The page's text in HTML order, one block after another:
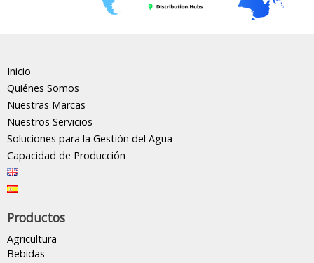
Inicio
Quiénes Somos
Nuestras Marcas
Nuestros Servicios
Soluciones para la Gestión del Agua
Capacidad de Producción
Productos
Agricultura
Bebidas